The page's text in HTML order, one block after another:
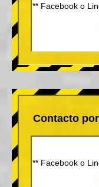
** Facebook o
Contacto
** Facebook o